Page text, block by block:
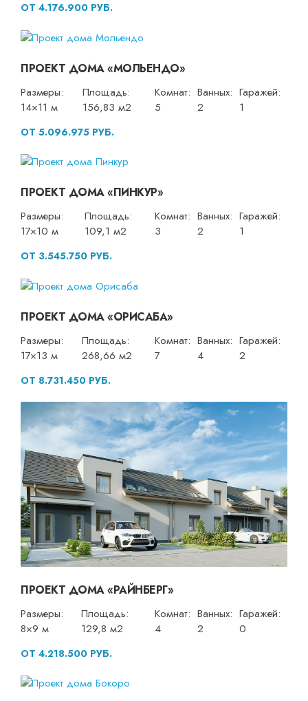
ОТ 4.176.900 РУБ.
ПРОЕКТ ДОМА «МОЛЬЕНДО»
Размеры:
14×11 м
Площадь:
156,83 м2
Комнат:
5
Ванных:
2
Гаражей:
1
ОТ 5.096.975 РУБ.
ПРОЕКТ ДОМА «ПИНКУР»
Размеры:
17×10 м
Площадь:
109,1 м2
Комнат:
3
Ванных:
2
Гаражей:
1
ОТ 3.545.750 РУБ.
ПРОЕКТ ДОМА «ОРИСАБА»
Размеры:
17×13 м
Площадь:
268,66 м2
Комнат:
7
Ванных:
4
Гаражей:
2
ОТ 8.731.450 РУБ.
ПРОЕКТ ДОМА «РАЙНБЕРГ»
Размеры:
8×9 м
Площадь:
129,8 м2
Комнат:
4
Ванных:
2
Гаражей:
0
ОТ 4.218.500 РУБ.